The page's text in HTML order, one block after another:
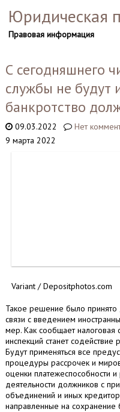
Юридическая
Правовая информация
С сегодняшнего
службы не будут
банкротство
09.03.2022
Нет
9 марта 2022
Variant / Depositphotos.com
Такое решение было принято
связи с введением
мер. Как сообщает налоговая
инспекций станет содействие
Будут применяться все
процедуры рассрочек и
оценки платежеспособности
деятельности должников с
объединений и иных
направленные на сохранение